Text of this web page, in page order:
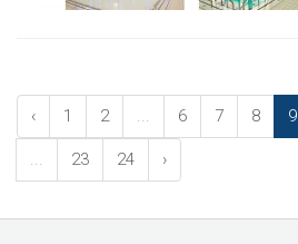
‹ 1 2 ... 6 7 8 9
... 23 24 ›